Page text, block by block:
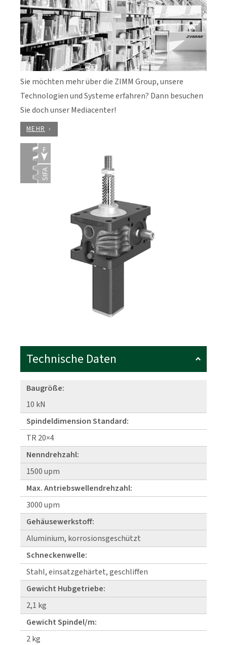
Sie möchten mehr über die ZIMM Group, unsere
Technologien und Systeme erfahren? Dann besuchen
Sie doch unser Mediacenter!
MEHR
Technische Daten
Baugröße:
10 kN
Spindeldimension Standard:
TR 20×4
Nenndrehzahl:
1500 upm
Max. Antriebswellendrehzahl:
3000 upm
Gehäusewerkstoff:
Aluminium, korrosionsgeschützt
Schneckenwelle:
Stahl, einsatzgehärtet, geschliffen
Gewicht Hubgetriebe:
2,1 kg
Gewicht Spindel/m:
2 kg